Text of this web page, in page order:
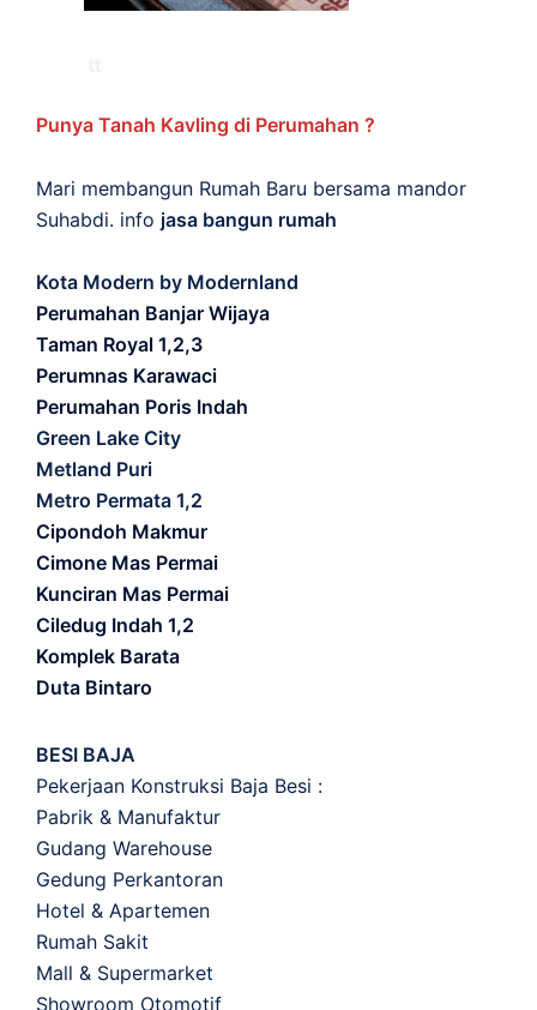
Punya Tanah Kavling di Perumahan ?
Mari membangun Rumah Baru bersama mandor
Suhabdi. info jasa bangun rumah
Kota Modern by Modernland
Perumahan Banjar Wijaya
Taman Royal 1,2,3
Perumnas Karawaci
Perumahan Poris Indah
Green Lake City
Metland Puri
Metro Permata 1,2
Cipondoh Makmur
Cimone Mas Permai
Kunciran Mas Permai
Ciledug Indah 1,2
Komplek Barata
Duta Bintaro
BESI BAJA
Pekerjaan Konstruksi Baja Besi :
Pabrik & Manufaktur
Gudang Warehouse
Gedung Perkantoran
Hotel & Apartemen
Rumah Sakit
Mall & Supermarket
Showroom Otomotif